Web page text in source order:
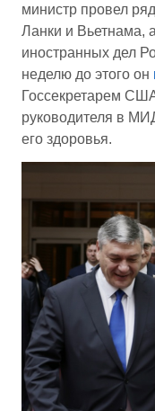
министр провел
Ланки и Вьетнама,
иностранных дел
неделю до этого он
Госсекретарем
руководителя в
его здоровья.